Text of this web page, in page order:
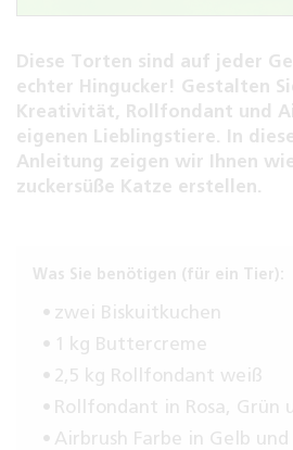
Diese Torten sind auf jeder
echter Hingucker! Gestalten
Kreativität, Rollfondant und
eigenen Lieblingstiere. In
Anleitung zeigen wir Ihnen
zuckersüße Katze erstellen.
Was Sie benötigen (für ein Tier):
zwei Biskuitkuchen
1 kg Buttercreme
2,5 kg Rollfondant weiß
Rollfondant in Rosa, Grün
Airbrush Farbe in Gelb und